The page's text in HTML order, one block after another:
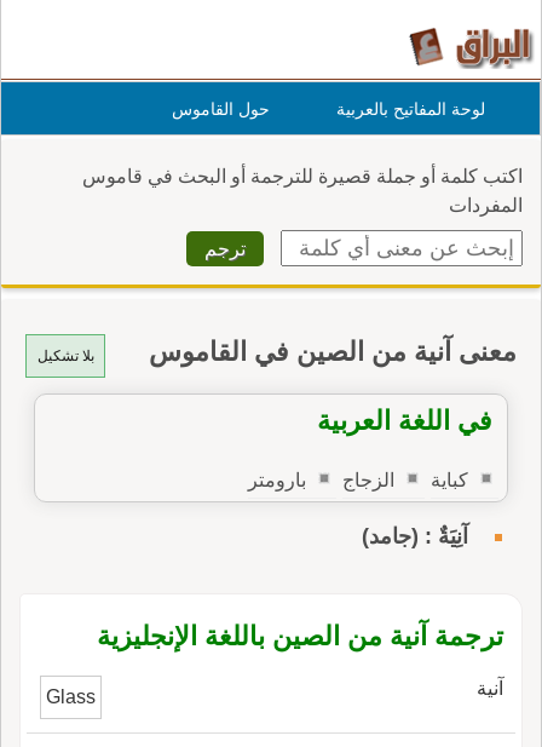
لوحة المفاتيح بالعربية حول القاموس
اكتب كلمة أو جملة قصيرة للترجمة أو البحث في قاموس
المفردات
بلا تشكيل معنى آنية من الصين في القاموس
في اللغة العربية
كباية الزجاج بارومتر
آنِيَةٌ : (جامد)
ترجمة آنية من الصين باللغة الإنجليزية
آنية Glass